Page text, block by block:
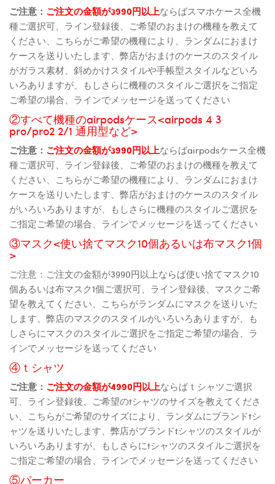
ご注意： ご注文の金額が3990円以上ならばスマホケース全機
種ご選択可、ライン登録後、ご希望のおまけの機種を教えて
ください、こちらがご希望の機種により、ランダムにおまけ
ケースを送りいたします、弊店がおまけのケースのスタイル
がガラス素材、斜めかけスタイルや手帳型スタイルなどいろ
いろありますが、もしさらに機種のスタイルご選択をご指定
ご希望の場合、ラインでメッセージを送ってください
②すべて機種のairpodsケース<airpods 4 3
pro/pro2 2/1 通用型など>
ご注意： ご注文の金額が3990円以上ならばairpodsケース全機
種ご選択可、ライン登録後、ご希望のおまけの機種を教えて
ください、こちらがご希望の機種により、ランダムにおまけ
ケースを送りいたします、弊店がおまけのケースのスタイル
がいろいろありますが、もしさらに機種のスタイルご選択を
ご指定ご希望の場合、ラインでメッセージを送ってください
③マスク<使い捨てマスク10個あるいは布マスク1個
>
ご注意：ご注文の金額が3990円以上ならば使い捨てマスク10
個あるいは布マスク1個ご選択可、ライン登録後、マスクご希
望を教えてください、こちらがランダムにマスクを送りいた
します、弊店のマスクのスタイルがいろいろありますが、も
しさらにマスクのスタイルご選択をご指定ご希望の場合、ラ
インでメッセージを送ってください
④ｔシャツ
ご注意： ご注文の金額が4990円以上ならばｔシャツご選択
可、ライン登録後、ご希望のtシャツのサイズを教えてくださ
い、こちらがご希望のサイズにより、ランダムにブランドtシ
ャツを送りいたします、弊店がブランドtシャツのスタイルが
いろいろありますが、もしさらにtシャツのスタイルご選択を
ご指定ご希望の場合、ラインでメッセージを送ってください
⑤パーカー